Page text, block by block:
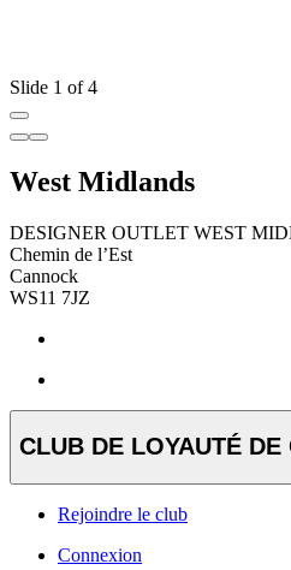
Slide 1 of 4
West Midlands
DESIGNER OUTLET WEST
Chemin de l’Est
Cannock
WS11 7JZ
CLUB DE LOYAUTÉ DE
Rejoindre le club
Connexion